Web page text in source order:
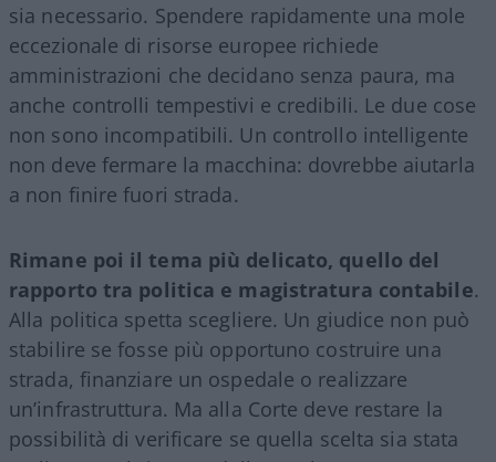
sia necessario. Spendere rapidamente una mole
eccezionale di risorse europee richiede
amministrazioni che decidano senza paura, ma
anche controlli tempestivi e credibili. Le due cose
non sono incompatibili. Un controllo intelligente
non deve fermare la macchina: dovrebbe aiutarla
a non finire fuori strada.
Rimane poi il tema più delicato, quello del
rapporto tra politica e magistratura contabile.
Alla politica spetta scegliere. Un giudice non può
stabilire se fosse più opportuno costruire una
strada, finanziare un ospedale o realizzare
un’infrastruttura. Ma alla Corte deve restare la
possibilità di verificare se quella scelta sia stata